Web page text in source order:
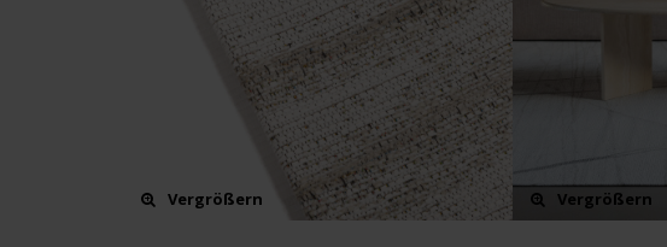
Vergrößern Vergrößern